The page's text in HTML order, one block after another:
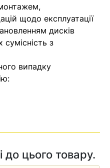
щодо експлуатації
дисків
сумісність з
випадку
до цього товару.